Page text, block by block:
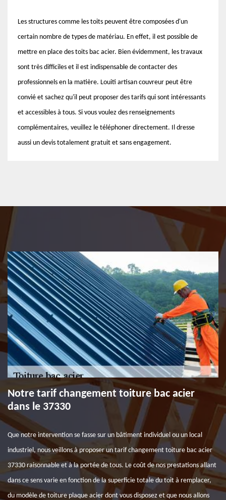
Les structures comme les toits peuvent être composées d'un
certain nombre de types de matériau. En effet, il est possible de
mettre en place des toits bac acier. Bien évidemment, les travaux
sont très difficiles et il est indispensable de contacter des
professionnels en la matière. Louiti artisan couvreur peut être
convié et sachez qu'il peut proposer des tarifs qui sont intéressants
et accessibles à tous. Si vous voulez des renseignements
complémentaires, veuillez le téléphoner directement. Il dresse
aussi un devis totalement gratuit et sans engagement.
Notre tarif changement toiture bac acier
dans le 37330
Que notre intervention se fasse sur un bâtiment individuel ou un local
industriel, nous veillons à proposer un tarif changement toiture bac acier
37330 raisonnable et à la portée de tous. Le coût de nos prestations allant
dans ce sens varie en fonction de la superficie totale du toit à remplacer,
du modèle de toiture plaque acier dont vous disposez et que nous allons